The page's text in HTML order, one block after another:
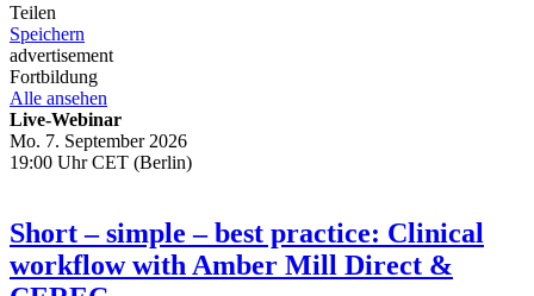
Teilen
Speichern
advertisement
Fortbildung
Alle ansehen
Live-Webinar
Mo. 7. September 2026
19:00 Uhr CET (Berlin)
Short – simple – best practice: Clinical
workflow with Amber Mill Direct &